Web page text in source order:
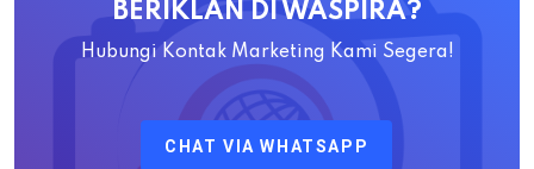
BERIKLAN DI WASPIRA?
Hubungi Kontak Marketing Kami Segera!
CHAT VIA WHATSAPP